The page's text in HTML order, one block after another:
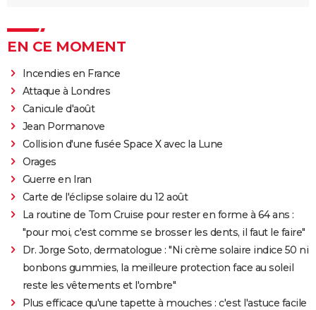
EN CE MOMENT
Incendies en France
Attaque à Londres
Canicule d'août
Jean Pormanove
Collision d'une fusée Space X avec la Lune
Orages
Guerre en Iran
Carte de l'éclipse solaire du 12 août
La routine de Tom Cruise pour rester en forme à 64 ans :
"pour moi, c'est comme se brosser les dents, il faut le faire"
Dr. Jorge Soto, dermatologue : "Ni crème solaire indice 50 ni
bonbons gummies, la meilleure protection face au soleil
reste les vêtements et l'ombre"
Plus efficace qu'une tapette à mouches : c'est l'astuce facile